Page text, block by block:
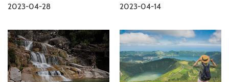
2023-04-28 2023-04-14